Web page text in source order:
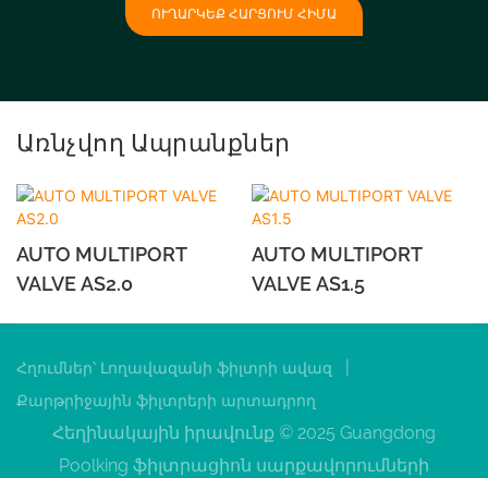
ՈՒՂԱՐԿԵՔ ՀԱՐՑՈՒՄ ՀԻՄԱ
Առնչվող Ապրանքներ
AUTO MULTIPORT
VALVE AS2.0
AUTO MULTIPORT
VALVE AS1.5
Հղումներ՝ Լողավազանի ֆիլտրի ավազ
Քարթրիջային ֆիլտրերի արտադրող
Հեղինակային իրավունք © 2025 Guangdong
Poolking ֆիլտրացիոն սարքավորումների